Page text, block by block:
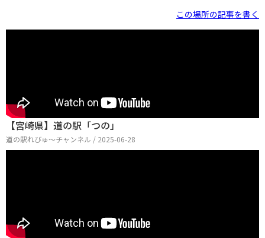
この場所の記事を書く
【宮崎県】道の駅「つの」
道の駅れびゅ〜チャンネル / 2025-06-28